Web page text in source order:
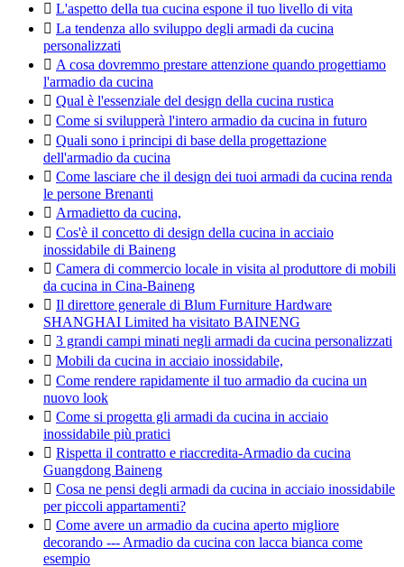
 L'aspetto della tua cucina espone il tuo livello di vita
 La tendenza allo sviluppo degli armadi da cucina
personalizzati
 A cosa dovremmo prestare attenzione quando progettiamo
l'armadio da cucina
 Qual è l'essenziale del design della cucina rustica
 Come si svilupperà l'intero armadio da cucina in futuro
 Quali sono i principi di base della progettazione
dell'armadio da cucina
 Come lasciare che il design dei tuoi armadi da cucina renda
le persone Brenanti
 Armadietto da cucina,
 Cos'è il concetto di design della cucina in acciaio
inossidabile di Baineng
 Camera di commercio locale in visita al produttore di mobili
da cucina in Cina-Baineng
 Il direttore generale di Blum Furniture Hardware
SHANGHAI Limited ha visitato BAINENG
 3 grandi campi minati negli armadi da cucina personalizzati
 Mobili da cucina in acciaio inossidabile,
 Come rendere rapidamente il tuo armadio da cucina un
nuovo look
 Come si progetta gli armadi da cucina in acciaio
inossidabile più pratici
 Rispetta il contratto e riaccredita-Armadio da cucina
Guangdong Baineng
 Cosa ne pensi degli armadi da cucina in acciaio inossidabile
per piccoli appartamenti?
 Come avere un armadio da cucina aperto migliore
decorando --- Armadio da cucina con lacca bianca come
esempio